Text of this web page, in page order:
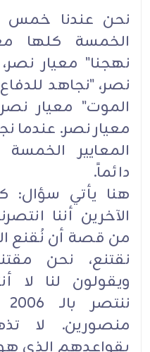
نحن عندنا خمس
الخمسة كلها
نهجنا" معيار
نصر، "نجاهد
الموت" معيار
معيار نصر. عندما
المعايير
دائماً.
هنا يأتي سؤال:
الآخرين أننا
من قصة أن نُقنع
نقتنع، نحن
ويقولون لنا لا
منصورين. لا